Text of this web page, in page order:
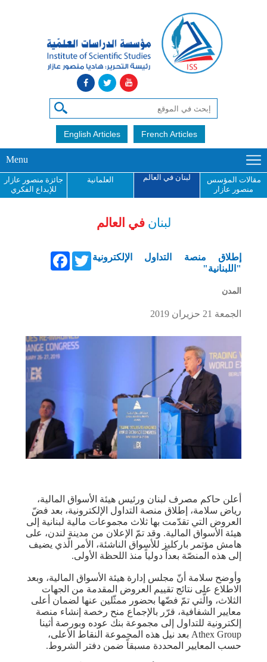
English Articles French Articles
Menu
مقالات المؤسس
منصور عازار
لبنان في العالم العلمانية
جائزة منصور عازار
للإبداع الفكري
لبنان في العالم
FacebookTwitter إطلاق منصة التداول الإلكترونية
"اللبنانية"
المدن
الجمعة 21 حزيران 2019
أعلن حاكم مصرف لبنان ورئيس هيئة الأسواق المالية،
رياض سلامة، إطلاق منصة التداول الإلكترونية، بعد فضّ
العروض التي تقدّمت بها ثلاث مجموعات مالية لبنانية إلى
هيئة الأسواق المالية. وقد تمّ الإعلان من مدينة لندن، على
هامش مؤتمر باركليز للأسواق الناشئة، الأمر الّذي يضيف
إلى هذه المنصّة بعداً دولياً منذ اللحظة الأولى.
وأوضح سلامة أنّ مجلس إدارة هيئة الأسواق المالية، وبعد
الاطلاع على نتائج تقييم العروض المقدمة من الجهات
الثلاث، والّتي تمّ فضّها بحضور ممثّلين عنها لضمان أعلى
معايير الشفافية، قرّر بالإجماع منح رخصة إنشاء منصة
إلكترونية للتداول إلى مجموعة بنك عوده وبورصة أثينا
Athex Group بعد نيل هذه المجموعة النقاط الأعلى،
حسب المعايير المحددة مسبقاً ضمن دفتر الشروط.